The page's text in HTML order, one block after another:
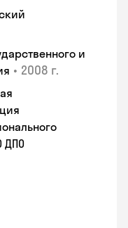
и
• 2008 г.
ДПО